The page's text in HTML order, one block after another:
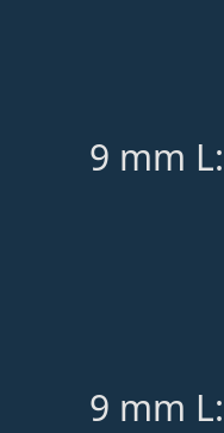
9 mm
9 mm